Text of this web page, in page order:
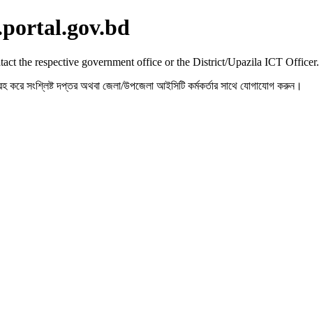
the respective government office or the District/Upazila ICT Officer.
করে সংশ্লিষ্ট দপ্তর অথবা জেলা/উপজেলা আইসিটি কর্মকর্তার সাথে যোগাযোগ করুন।